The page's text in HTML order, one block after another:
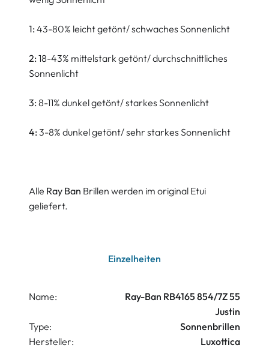
1: 43-80% leicht getönt/ schwaches Sonnenlicht
2: 18-43% mittelstark getönt/ durchschnittliches
Sonnenlicht
3: 8-11% dunkel getönt/ starkes Sonnenlicht
4: 3-8% dunkel getönt/ sehr starkes Sonnenlicht
Alle Ray Ban Brillen werden im original Etui
geliefert.
Einzelheiten
Name:
Ray-Ban RB4165 854/7Z 55
Justin
Type:
Sonnenbrillen
Hersteller:
Luxottica